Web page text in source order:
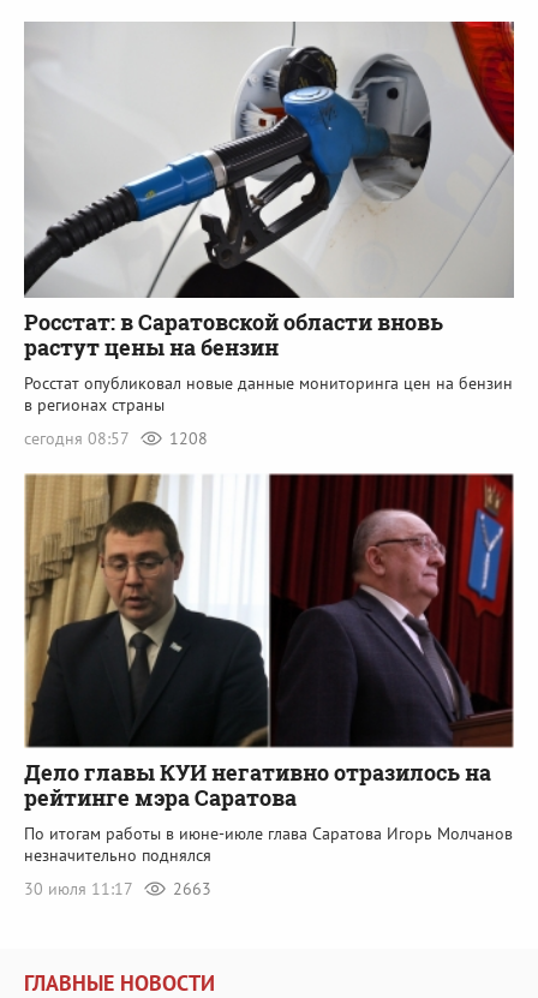
Росстат: в Саратовской области вновь
растут цены на бензин
Росстат опубликовал новые данные мониторинга цен на бензин
в регионах страны
сегодня 08:57
1208
Дело главы КУИ негативно отразилось на
рейтинге мэра Саратова
По итогам работы в июне-июле глава Саратова Игорь Молчанов
незначительно поднялся
30 июля 11:17
2663
ГЛАВНЫЕ НОВОСТИ